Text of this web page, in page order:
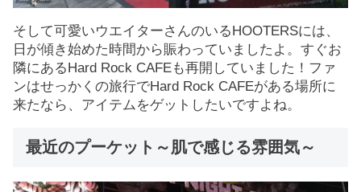
そして可愛いウエイターさんのいるHOOTERSには、
日が傾き始めた時間から賑わっていましたよ。すぐお
隣にあるHard Rock CAFEも再開していました！ファ
ンはせっかくの旅行でHard Rock CAFEがある場所に
来たなら、アイテムをゲットしたいですよね。
最近のプーケット～肌で感じる雰囲気～